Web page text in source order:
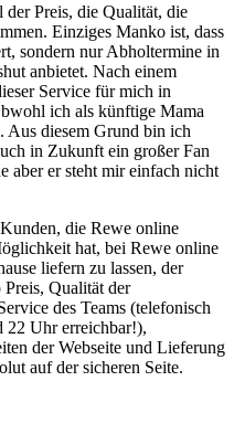
Preis, die Qualität, die
Einziges Manko ist, dass
sondern nur Abholtermine in
anbietet. Nach einem
Service für mich in
ich als künftige Mama
Aus diesem Grund bin ich
in Zukunft ein großer Fan
aber er steht mir einfach nicht
die Rewe online
hat, bei Rewe online
liefern zu lassen, der
Qualität der
des Teams (telefonisch
22 Uhr erreichbar!),
der Webseite und Lieferung
auf der sicheren Seite.